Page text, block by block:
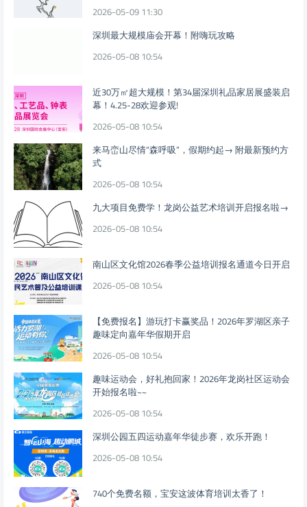
2026-05-09 11:30
深圳最大规模庙会开幕！附嗨玩攻略
2026-05-08 10:54
近30万㎡超大规模！第34届深圳礼品家居展盛装启
幕！4.25-28欢迎参观!
2026-05-08 10:54
来马峦山尽情“森呼吸”，假期约起→ 附最新预约方
式
2026-05-08 10:54
九大项目免费学！龙岗公益艺术培训开启报名啦→
2026-05-08 10:54
南山区文化馆2026春季公益培训报名通道今日开启
2026-05-08 10:54
【免费报名】游玩打卡赢奖品！2026年罗湖区亲子
趣味定向嘉年华假期开启
2026-05-08 10:54
趣味运动会，好礼抱回家！2026年龙岗社区运动会
开始报名啦~~
2026-05-08 10:54
深圳公园五四运动嘉年华徒步赛，欢乐开跑！
2026-05-08 10:54
740个免费名额，宝安这波体育培训太香了！